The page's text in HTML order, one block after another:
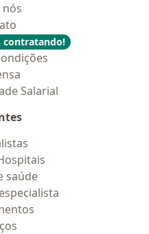
nós
contratando!
Salarial
saúde